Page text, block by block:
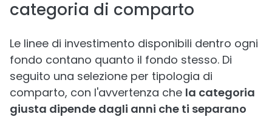
categoria di comparto
Le linee di investimento disponibili dentro ogni
fondo contano quanto il fondo stesso. Di
seguito una selezione per tipologia di
comparto, con l'avvertenza che la categoria
giusta dipende dagli anni che ti separano